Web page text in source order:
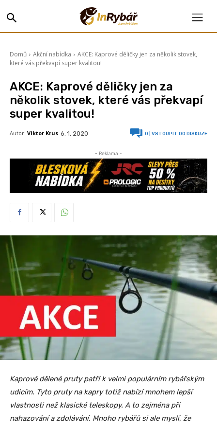
Domů Akční nabídka
AKCE: Kaprové děličky jen za několik stovek,
které vás překvapí super kvalitou!
AKCE: Kaprové děličky jen za
několik stovek, které vás překvapí
super kvalitou!
Autor: Viktor Krus 6. 1. 2020 0 | VSTOUPIT DO DISKUZE
- Reklama -
Kaprové dělené pruty patří k velmi populárním rybářským
udicím. Tyto pruty na kapry totiž nabízí mnohem lepší
vlastnosti než klasické teleskopy. A to zejména při
nahazování a zdolávání. Mnoho rybářů si ale myslí, že